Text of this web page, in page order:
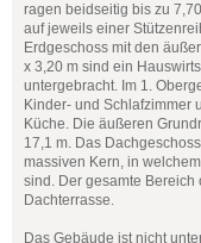
ragen beidseitig bis zu
auf jeweils einer
Erdgeschoss mit den
x 3,20 m sind ein
untergebracht. Im 1.
Kinder- und Schlafzimmer
Küche. Die äußeren
17,1 m. Das
massiven Kern, in
sind. Der gesamte
Dachterrasse.
Das Gebäude ist nicht